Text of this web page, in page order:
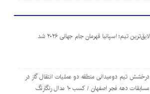
لایق‌ترین تیم؛ اسپانیا قهرمان جام جهانی ۲۰۲۶ شد
درخشش تیم دومیدانی منطقه دو عملیات انتقال گاز در
مسابقات دهه فجر اصفهان / کسب ۱۰ مدال رنگارنگ